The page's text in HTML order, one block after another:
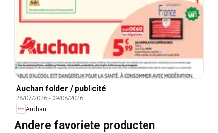
Auchan folder / publicité
28/07/2026- 09/08/2026
Auchan
Andere favoriete producten